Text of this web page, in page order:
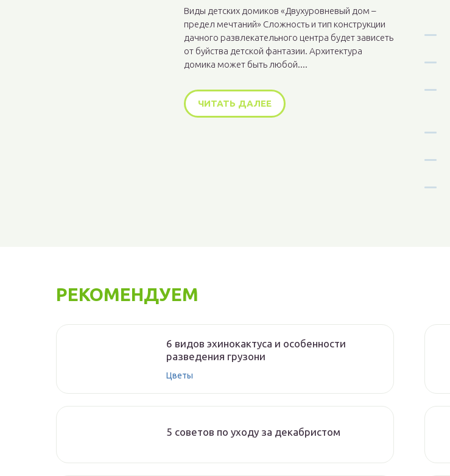
Виды детских домиков «Двухуровневый дом –
предел мечтаний» Сложность и тип конструкции
дачного развлекательного центра будет зависеть
от буйства детской фантазии. Архитектура
домика может быть любой....
ЧИТАТЬ ДАЛЕЕ
РЕКОМЕНДУЕМ
6 видов эхинокактуса и особенности
разведения грузони
Цветы
5 советов по уходу за декабристом